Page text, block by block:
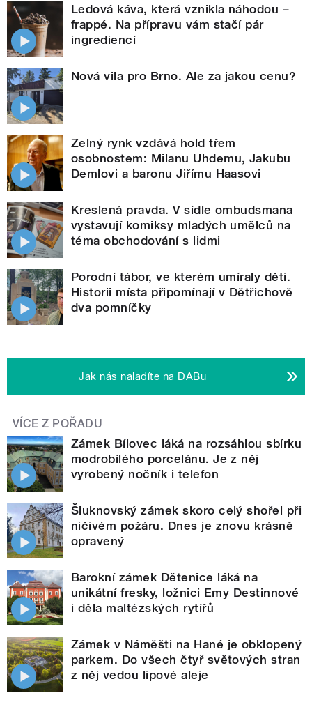
Ledová káva, která vznikla náhodou –
frappé. Na přípravu vám stačí pár
ingrediencí
Nová vila pro Brno. Ale za jakou cenu?
Zelný rynk vzdává hold třem
osobnostem: Milanu Uhdemu, Jakubu
Demlovi a baronu Jiřímu Haasovi
Kreslená pravda. V sídle ombudsmana
vystavují komiksy mladých umělců na
téma obchodování s lidmi
Porodní tábor, ve kterém umíraly děti.
Historii místa připomínají v Dětřichově
dva pomníčky
Jak nás naladíte na DABu
VÍCE Z POŘADU
Zámek Bílovec láká na rozsáhlou sbírku
modrobílého porcelánu. Je z něj
vyrobený nočník i telefon
Šluknovský zámek skoro celý shořel při
ničivém požáru. Dnes je znovu krásně
opravený
Barokní zámek Dětenice láká na
unikátní fresky, ložnici Emy Destinnové
i děla maltézských rytířů
Zámek v Náměšti na Hané je obklopený
parkem. Do všech čtyř světových stran
z něj vedou lipové aleje